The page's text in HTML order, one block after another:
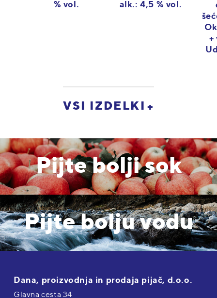
% vol.
alk.: 4,5 % vol.
+
VSI IZDELKI
Pijte bolji sok
Pijte bolju vodu
Dana, proizvodnja in prodaja pijač, d.o.o.
Glavna cesta 34